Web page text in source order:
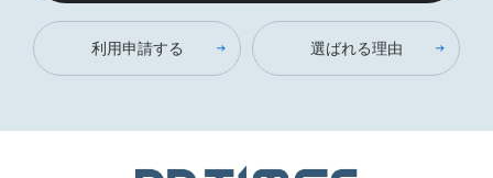
利用申請する 選ばれる理由